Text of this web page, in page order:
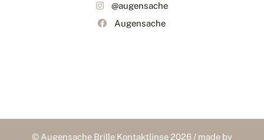
@augensache
Augensache
© Augensache Brille Kontaktlinse 2026 / made by